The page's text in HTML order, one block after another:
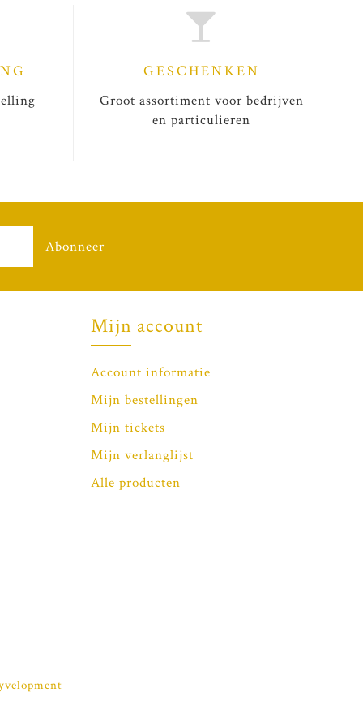
GESCHENKEN
Groot assortiment voor bedrijven
en particulieren
Abonneer
Mijn account
Account informatie
Mijn bestellingen
Mijn tickets
Mijn verlanglijst
Alle producten